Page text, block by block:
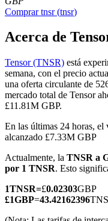
Futuros COIN-M
Futuros de
TradFi
primas
Comprar tnsr(tnsr)
Acerca de
Tensor (TNSR) está
semana, con el precio
una oferta circulante de
mercado total de Tensor
£11.81M GBP.
En las últimas 24 horas, el
alcanzado £7.33M GBP
Actualmente, la TNSR a
por 1 TNSR. Esto
1TNSR=£0.02303GBP
£1GBP=43.42162396